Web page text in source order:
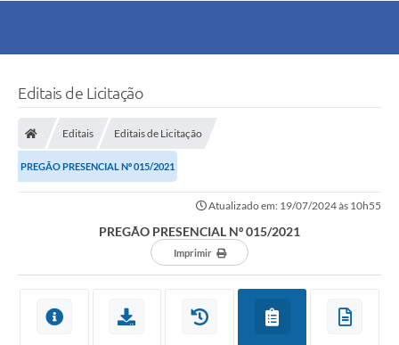
Editais de Licitação
Editais Editais de Licitação
PREGÃO PRESENCIAL Nº 015/2021
Atualizado em: 19/07/2024 às 10h55
PREGÃO PRESENCIAL Nº 015/2021
Imprimir